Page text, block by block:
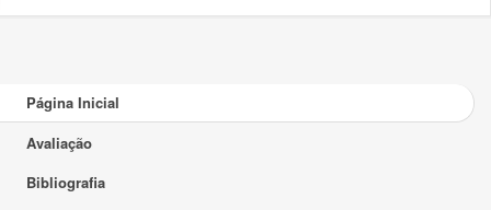
Página Inicial
Avaliação
Bibliografia